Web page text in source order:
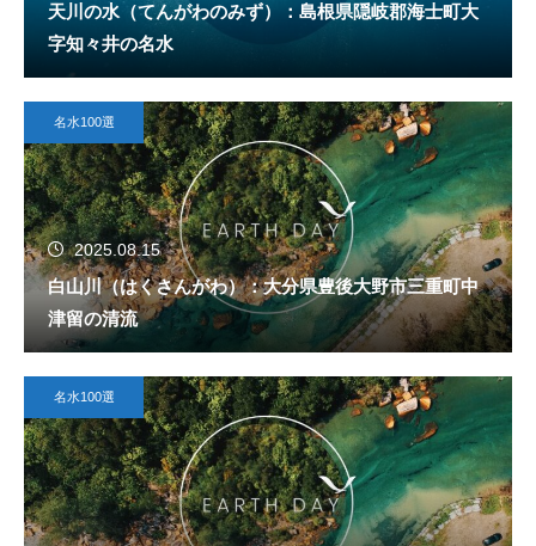
天川の水（てんがわのみず）：島根県隠岐郡海士町大
字知々井の名水
名水100選
2025.08.15
白山川（はくさんがわ）：大分県豊後大野市三重町中
津留の清流
名水100選